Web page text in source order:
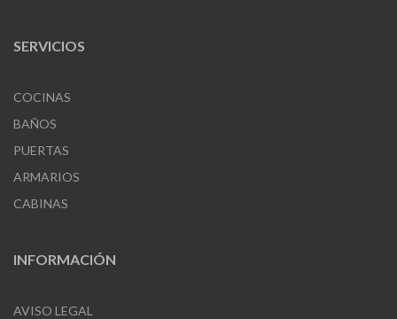
SERVICIOS
COCINAS
BAÑOS
PUERTAS
ARMARIOS
CABINAS
INFORMACIÓN
AVISO LEGAL